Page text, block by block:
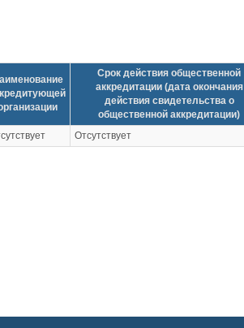
Срок действия общественной
аккредитации (дата окончания
действия свидетельства о
общественной аккредитации)
Отсутствует